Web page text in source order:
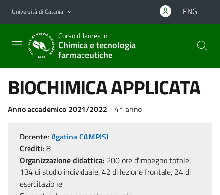
Vai al contenuto principale
Vai al menu di navigazione
Università di Catania ENG
Corso di laurea in
Chimica e tecnologia
farmaceutiche
BIOCHIMICA APPLICATA
Anno accademico 2021/2022 - 4° anno
Docente: Agatina CAMPISI
Crediti: 8
Organizzazione didattica: 200 ore d'impegno totale,
134 di studio individuale, 42 di lezione frontale, 24 di
esercitazione